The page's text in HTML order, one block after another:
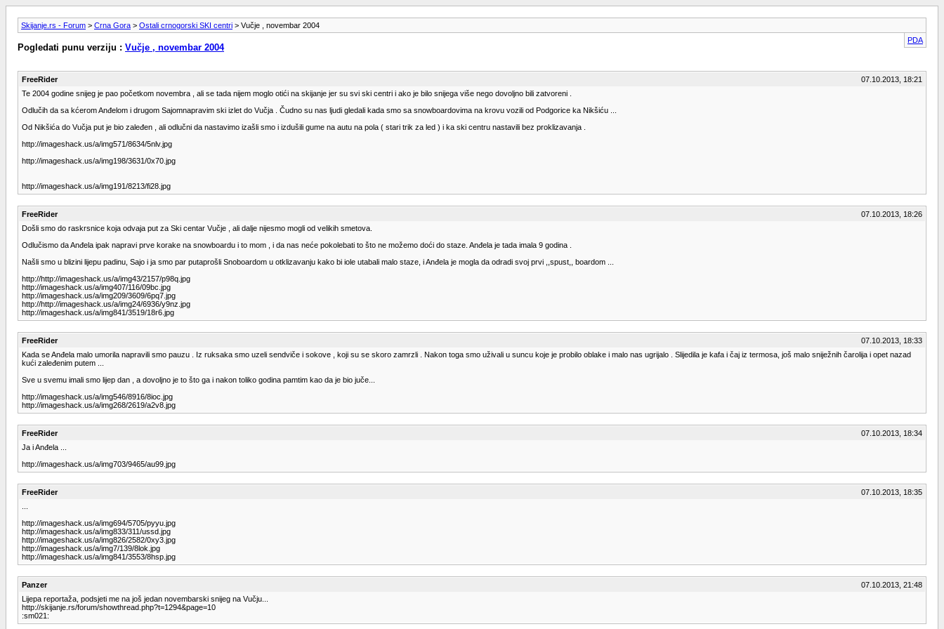
Skijanje.rs - Forum > Crna Gora > Ostali crnogorski SKI centri > Vučje , novembar 2004
PDA
Pogledati punu verziju : Vučje , novembar 2004
FreeRider
07.10.2013, 18:21
Te 2004 godine snijeg je pao početkom novembra , ali se tada nijem moglo otići na skijanje jer su svi ski centri i ako je bilo snijega više nego dovoljno bili zatvoreni .
Odlučih da sa kćerom Anđelom i drugom Sajomnapravim ski izlet do Vučja . Čudno su nas ljudi gledali kada smo sa snowboardovima na krovu vozili od Podgorice ka Nikšiću ...
Od Nikšića do Vučja put je bio zaleđen , ali odlučni da nastavimo izašli smo i izdušili gume na autu na pola ( stari trik za led ) i ka ski centru nastavili bez proklizavanja .
http://imageshack.us/a/img571/8634/5nlv.jpg
http://imageshack.us/a/img198/3631/0x70.jpg
http://imageshack.us/a/img191/8213/fi28.jpg
FreeRider
07.10.2013, 18:26
Došli smo do raskrsnice koja odvaja put za Ski centar Vučje , ali dalje nijesmo mogli od velikih smetova.
Odlučismo da Anđela ipak napravi prve korake na snowboardu i to mom , i da nas neće pokolebati to što ne možemo doći do staze. Anđela je tada imala 9 godina .
Našli smo u blizini lijepu padinu, Sajo i ja smo par putaprošli Snoboardom u otklizavanju kako bi iole utabali malo staze, i Anđela je mogla da odradi svoj prvi ,,spust,, boardom ...
http://http://imageshack.us/a/img43/2157/p98q.jpg
http://imageshack.us/a/img407/116/09bc.jpg
http://imageshack.us/a/img209/3609/6pq7.jpg
http://http://imageshack.us/a/img24/6936/y9nz.jpg
http://imageshack.us/a/img841/3519/18r6.jpg
FreeRider
07.10.2013, 18:33
Kada se Anđela malo umorila napravili smo pauzu . Iz ruksaka smo uzeli sendviče i sokove , koji su se skoro zamrzli . Nakon toga smo uživali u suncu koje je probilo oblake i malo nas ugrijalo . Slijedila je kafa i čaj iz termosa, još malo sniježnih čarolija i opet nazad
kući zaleđenim putem ...
Sve u svemu imali smo lijep dan , a dovoljno je to što ga i nakon toliko godina pamtim kao da je bio juče...
http://imageshack.us/a/img546/8916/8ioc.jpg
http://imageshack.us/a/img268/2619/a2v8.jpg
FreeRider
07.10.2013, 18:34
Ja i Anđela ...
http://imageshack.us/a/img703/9465/au99.jpg
FreeRider
07.10.2013, 18:35
http://imageshack.us/a/img694/5705/pyyu.jpg
http://imageshack.us/a/img833/311/ussd.jpg
http://imageshack.us/a/img826/2582/0xy3.jpg
http://imageshack.us/a/img7/139/8lok.jpg
http://imageshack.us/a/img841/3553/8hsp.jpg
Panzer
07.10.2013, 21:48
Lijepa reportaža, podsjeti me na još jedan novembarski snijeg na Vučju...
http://skijanje.rs/forum/showthread.php?t=1294&page=10
:sm021: